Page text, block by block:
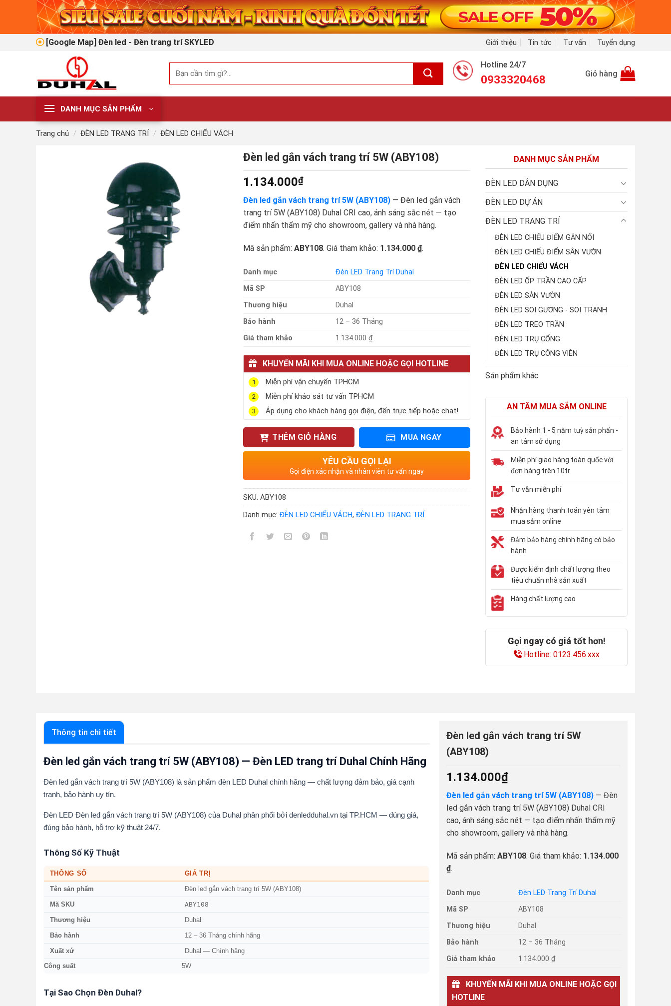
[Google Map] Đèn led - Đèn trang trí SKYLED
Giới thiệu Tin tức Tư vấn Tuyển dụng
kiếm:
Hotline 24/7
0933320468 Giỏ hàng
DANH MỤC SẢN PHẨM
Trang chủ / ĐÈN LED TRANG TRÍ / ĐÈN LED CHIẾU VÁCH
Đèn led gắn vách trang trí 5W (ABY108)
1.134.000₫
Đèn led gắn vách trang trí 5W (ABY108) — Đèn led gắn vách
trang trí 5W (ABY108) Duhal CRI cao, ánh sáng sắc nét — tạo
điểm nhấn thẩm mỹ cho showroom, gallery và nhà hàng.
Mã sản phẩm: ABY108. Giá tham khảo: 1.134.000 ₫.
Danh mục
Đèn LED Trang Trí Duhal
Mã SP
ABY108
Thương hiệu
Duhal
Bảo hành
12 – 36 Tháng
Giá tham khảo
1.134.000 ₫
KHUYẾN MÃI KHI MUA ONLINE HOẶC GỌI HOTLINE
1 Miễn phí vận chuyển TPHCM
2 Miễn phí khảo sát tư vấn TPHCM
3 Áp dụng cho khách hàng gọi điện, đến trực tiếp hoặc chat!
THÊM GIỎ HÀNG MUA NGAY
YÊU CẦU GỌI LẠI
Gọi điện xác nhận và nhân viên tư vấn ngay
SKU: ABY108
Danh mục: ĐÈN LED CHIẾU VÁCH, ĐÈN LED TRANG TRÍ
DANH MỤC SẢN PHẨM
ĐÈN LED DÂN DỤNG
ĐÈN LED DỰ ÁN
ĐÈN LED TRANG TRÍ
ĐÈN LED CHIẾU ĐIỂM GẮN NỔI
ĐÈN LED CHIẾU ĐIỂM SÂN VƯỜN
ĐÈN LED CHIẾU VÁCH
ĐÈN LED ỐP TRẦN CAO CẤP
ĐÈN LED SÂN VƯỜN
ĐÈN LED SOI GƯƠNG - SOI TRANH
ĐÈN LED TREO TRẦN
ĐÈN LED TRỤ CỔNG
ĐÈN LED TRỤ CÔNG VIÊN
Sản phẩm khác
AN TÂM MUA SẮM ONLINE
Bảo hành 1 - 5 năm tuỳ sản phẩn -
an tâm sử dụng
Miễn phí giao hàng toàn quốc với
đơn hàng trên 10tr
Tư vẫn miễn phí
Nhận hàng thanh toán yên tâm
mua sắm online
Đảm bảo hàng chính hãng có bảo
hành
Được kiểm định chất lượng theo
tiêu chuẩn nhà sản xuất
Hàng chất lượng cao
Gọi ngay có giá tốt hơn!
Hotline: 0123.456.xxx
Thông tin chi tiết
Đèn led gắn vách trang trí 5W (ABY108) — Đèn LED trang trí Duhal Chính Hãng
Đèn led gắn vách trang trí 5W (ABY108) là sản phẩm đèn LED Duhal chính hãng — chất lượng đảm bảo, giá cạnh
tranh, bảo hành uy tín.
Đèn LED Đèn led gắn vách trang trí 5W (ABY108) của Duhal phân phối bởi denledduhal.vn tại TP.HCM — đúng giá,
đúng bảo hành, hỗ trợ kỹ thuật 24/7.
Thông Số Kỹ Thuật
THÔNG SỐ GIÁ TRỊ
Tên sản phẩm Đèn led gắn vách trang trí 5W (ABY108)
Mã SKU ABY108
Thương hiệu Duhal
Bảo hành 12 – 36 Tháng chính hãng
Xuất xứ Duhal — Chính hãng
Công suất 5W
Tại Sao Chọn Đèn Duhal?
Đèn led gắn vách trang trí 5W
(ABY108)
1.134.000₫
Đèn led gắn vách trang trí 5W (ABY108) — Đèn
led gắn vách trang trí 5W (ABY108) Duhal CRI
cao, ánh sáng sắc nét — tạo điểm nhấn thẩm mỹ
cho showroom, gallery và nhà hàng.
Mã sản phẩm:ABY108. Giá tham khảo: 1.134.000
₫.
Danh mục
Đèn LED Trang Trí Duhal
Mã SP
ABY108
Thương hiệu
Duhal
Bảo hành
12 – 36 Tháng
Giá tham khảo
1.134.000 ₫
KHUYẾN MÃI KHI MUA ONLINE HOẶC GỌI
HOTLINE